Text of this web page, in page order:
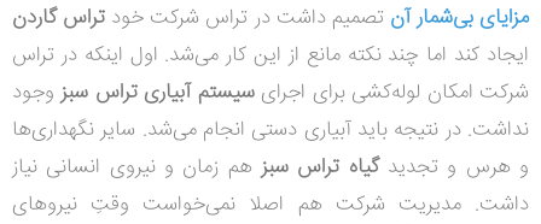
مزایای بی‌شمار آن تصمیم داشت در تراس شرکت خود تراس گاردن
ایجاد کند اما چند نکته مانع از این کار می‌شد. اول اینکه در تراس
شرکت امکان لوله‌کشی برای اجرایسیستم آبیاری تراس سبزوجود
نداشت. در نتیجه باید آبیاری دستی انجام می‌شد. سایر نگهداری‌ها
و هرس و تجدیدگیاه تراس سبزهم زمان و نیروی انسانی نیاز
داشت. مدیریت شرکت هم اصلا نمی‌خواست وقتِ نیروهای